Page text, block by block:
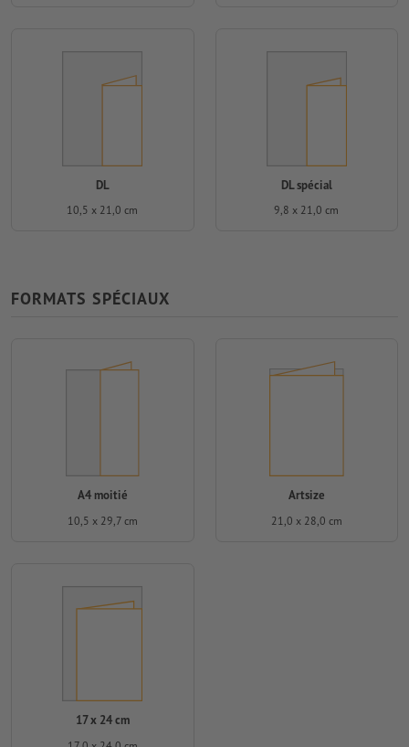
DL
10,5 x 21,0 cm
DL spécial
9,8 x 21,0 cm
FORMATS SPÉCIAUX
A4 moitié
10,5 x 29,7 cm
Artsize
21,0 x 28,0 cm
17 x 24 cm